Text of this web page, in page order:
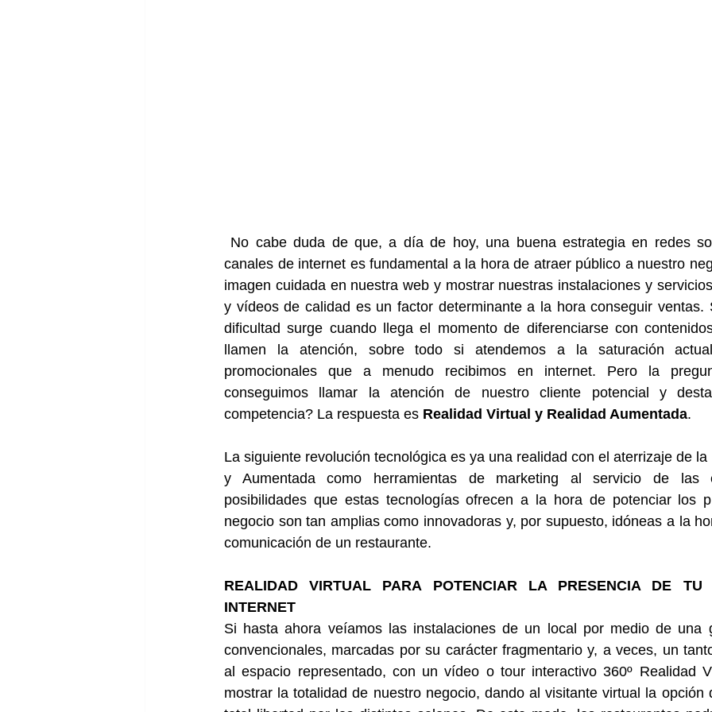
canales de internet es fundamental a la hora de atraer público a nuestro
imagen cuidada en nuestra web y mostrar nuestras instalaciones y
y vídeos de calidad es un factor determinante a la hora conseguir ventas.
dificultad surge cuando llega el momento de diferenciarse con
llamen la atención, sobre todo si atendemos a la saturación
promocionales que a menudo recibimos en internet. Pero la
conseguimos llamar la atención de nuestro cliente potencial y
competencia? La respuesta es Realidad Virtual y Realidad Aumentada.
La siguiente revolución tecnológica es ya una realidad con el aterrizaje de
y Aumentada como herramientas de marketing al servicio de las
posibilidades que estas tecnologías ofrecen a la hora de potenciar los
negocio son tan amplias como innovadoras y, por supuesto, idóneas a la
comunicación de un restaurante.
REALIDAD VIRTUAL PARA POTENCIAR LA PRESENCIA DE TU
INTERNET
Si hasta ahora veíamos las instalaciones de un local por medio de una
convencionales, marcadas por su carácter fragmentario y, a veces, un
al espacio representado, con un vídeo o tour interactivo 360º Realidad
mostrar la totalidad de nuestro negocio, dando al visitante virtual la opción